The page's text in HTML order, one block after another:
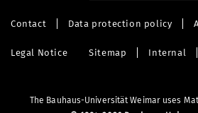
Contact Data protection policy
Legal Notice Sitemap Internal
The Bauhaus-Universität Weimar uses